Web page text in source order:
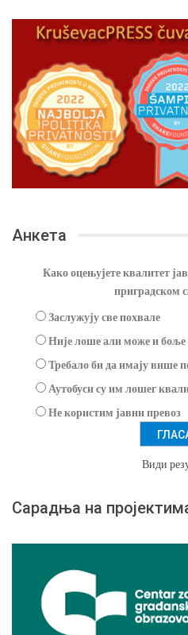
Анкета
Како оцењујете квалитет
приградском
Заслужују све похвале
Није лоше али може и боље
Требало би да имају више
Аутобуси су им лошег
Не користим јавни превоз
Види
Сарадња на